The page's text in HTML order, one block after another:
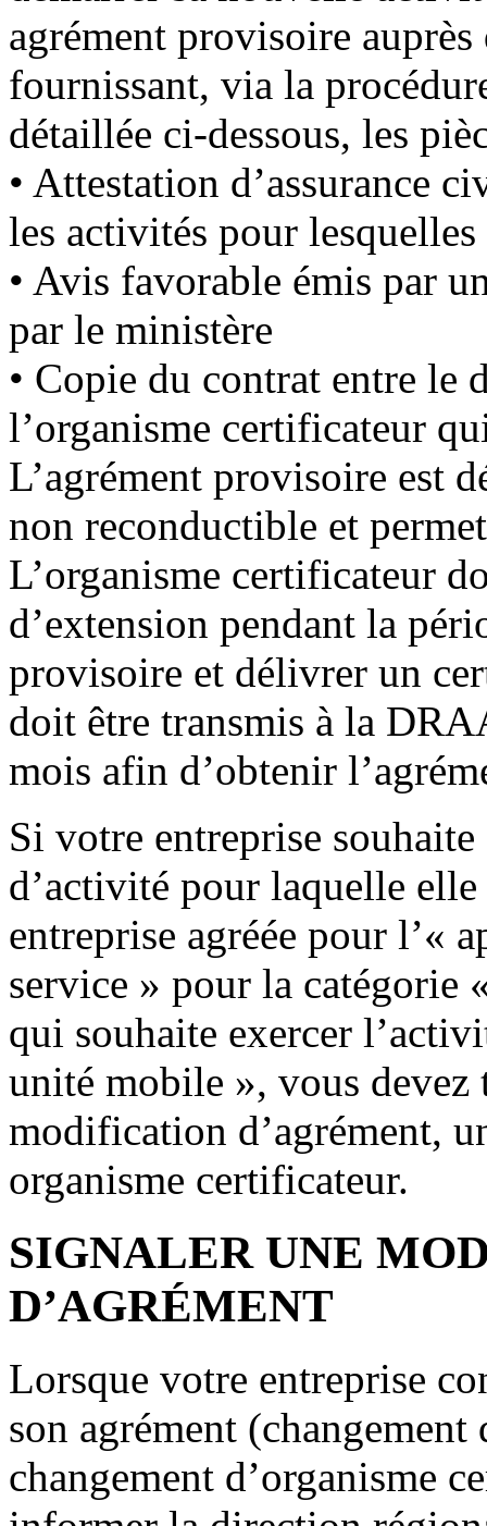
agrément provisoire
fournissant, via la
détaillée ci-dessous, les
• Attestation d’assurance
les activités pour lesquelles
• Avis favorable émis par
par le ministère
• Copie du contrat entre le
l’organisme certificateur
L’agrément provisoire est
non reconductible et
L’organisme certificateur
d’extension pendant la
provisoire et délivrer un
doit être transmis à la
mois afin d’obtenir
Si votre entreprise
d’activité pour laquelle elle
entreprise agréée pour l’«
service » pour la catégorie
qui souhaite exercer
unité mobile », vous devez
modification d’agrément,
organisme certificateur.
SIGNALER UNE
D’AGRÉMENT
Lorsque votre entreprise
son agrément
changement d’organisme